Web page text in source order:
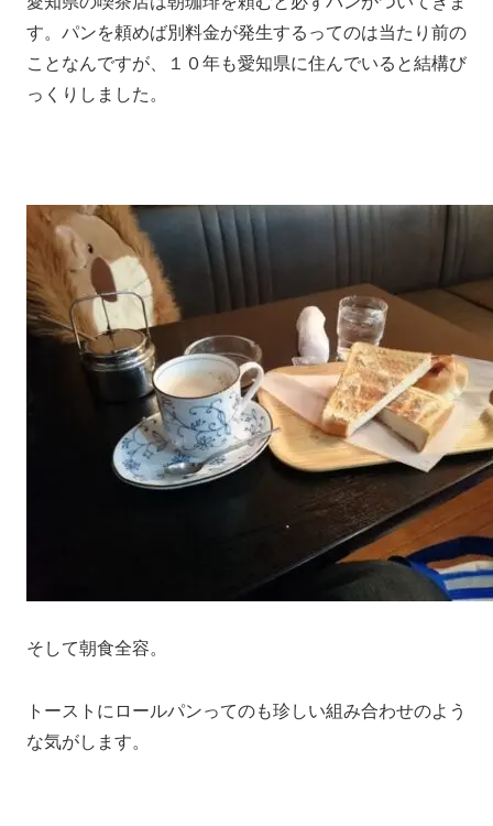
す。パンを頼めば別料金が発生するってのは当たり前の
ことなんですが、１０年も愛知県に住んでいると結構び
っくりしました。
そして朝食全容。
トーストにロールパンってのも珍しい組み合わせのよう
な気がします。